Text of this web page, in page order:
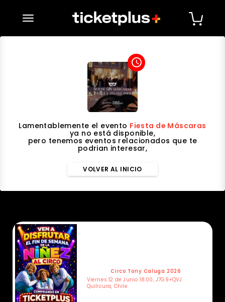
desplegar navegación
access_time
Lamentablemente el evento Fiesta de Máscaras
ya no está disponible,
pero tenemos eventos relacionados que te
podrian interesar,
VOLVER AL INICIO
Circo Tony Caluga 2026
Viernes 12 de Junio 18:00, J7G9+QVJ
Quilicura, Chile